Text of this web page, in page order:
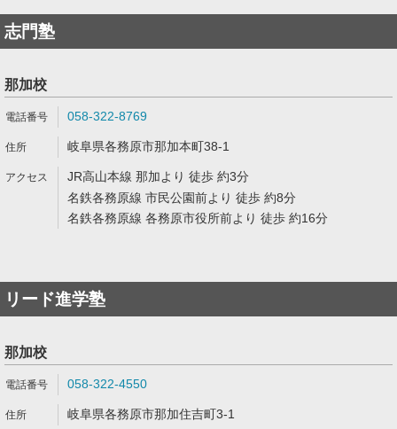
志門塾
那加校
058-322-8769
岐阜県各務原市那加本町38-1
JR高山本線 那加より 徒歩 約3分
名鉄各務原線 市民公園前より 徒歩 約8分
名鉄各務原線 各務原市役所前より 徒歩 約16分
リード進学塾
那加校
058-322-4550
岐阜県各務原市那加住吉町3-1